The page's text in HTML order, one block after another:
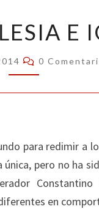
IGLESIA
IGLESIA
E
Comentarios
0
para redimir a
pero no ha
en